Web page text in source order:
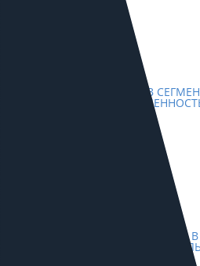
В РОССИИ В
В РОССИИ
И РЕМОНТ»